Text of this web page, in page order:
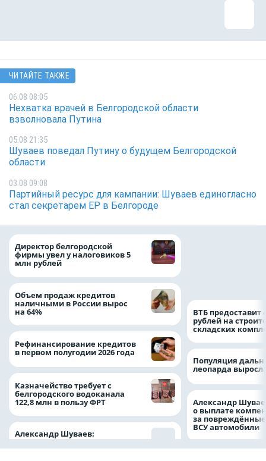
ЧИТАЙТЕ ТАКЖЕ
06.08 08:05
Нехватка врачей в Белгородской области
взволновала Путина
05.08 21:35
Шуваев поведал Путину о будущем Белгородской
области
03.08 09:08
Партийный ресурс для кампании: Шуваев единогласно
стал секретарем ЕР в Белгороде
Директор белгородской
фирмы увел у налоговиков 5
млн рублей
Объем продаж кредитов
наличными в России вырос
на 64%
Рефинансирование кредитов
в первом полугодии 2026 года
Казначейство требует с
белгородского водоканала
122,8 млн в пользу ФРТ
Александр Шуваев:
ВТБ предоставит
рублей на
складских
Популяция
леопарда
Александр
о выплате
за
ВСУ автомобили